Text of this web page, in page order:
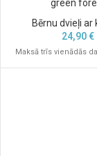
green
Bērnu dvieļi ar
24,90€
Maksā trīs vienādās